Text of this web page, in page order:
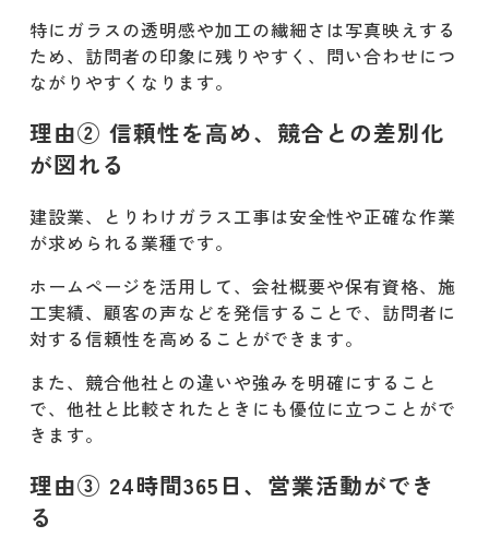
事例④ 上野硝子工業株式会社
事例⑤ 株式会社玉長
建設業のホームページ制作で大切な3つ
のポイント
ポイント① 施工実績の見せ方にこだ
わる
ポイント② ターゲットユーザーに合
わせた構成設計
ポイント③ スマホ対応と表示スピー
ドの最適化
会社概要と事業内容
特にガラスの透明感や加工の繊細さは写真映えする
ため、訪問者の印象に残りやすく、問い合わせにつ
ながりやすくなります。
理由② 信頼性を高め、競合との差別化
が図れる
建設業、とりわけガラス工事は安全性や正確な作業
が求められる業種です。
ホームページを活用して、会社概要や保有資格、施
工実績、顧客の声などを発信することで、訪問者に
対する信頼性を高めることができます。
また、競合他社との違いや強みを明確にすること
で、他社と比較されたときにも優位に立つことがで
きます。
理由③ 24時間365日、営業活動ができ
る